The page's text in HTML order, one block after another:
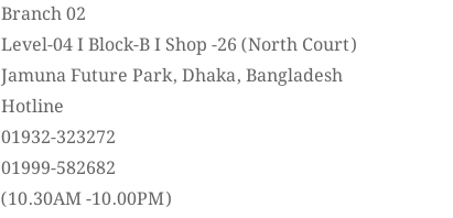
Branch 02
Level-04 I Block-B I Shop -26 (North Court)
Jamuna Future Park, Dhaka, Bangladesh
Hotline
01932-323272
01999-582682
(10.30AM -10.00PM)